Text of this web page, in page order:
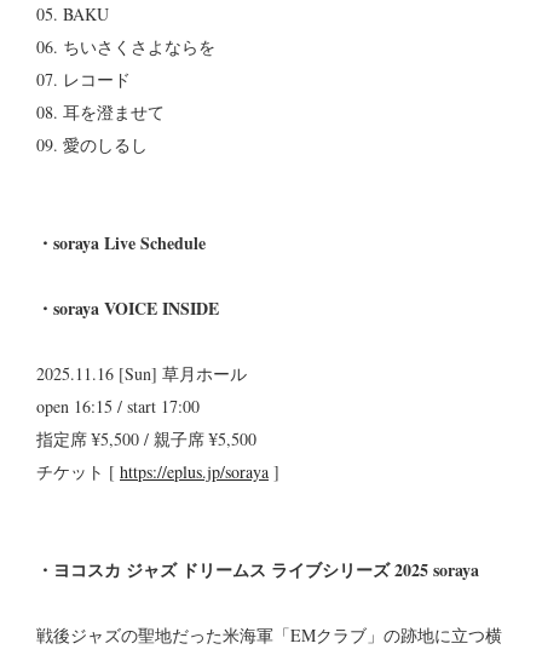
05. BAKU
06. ちいさくさよならを
07. レコード
08. 耳を澄ませて
09. 愛のしるし
・soraya Live Schedule
・soraya VOICE INSIDE
2025.11.16 [Sun] 草月ホール
open 16:15 / start 17:00
指定席 ¥5,500 / 親子席 ¥5,500
チケット [ https://eplus.jp/soraya ]
・ヨコスカ ジャズ ドリームス ライブシリーズ 2025 soraya
戦後ジャズの聖地だった米海軍「EMクラブ」の跡地に立つ横